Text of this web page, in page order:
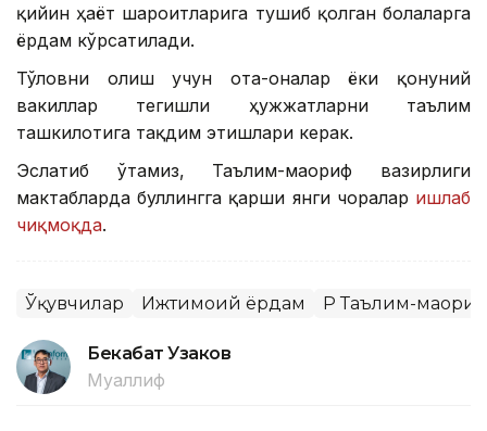
қийин ҳаёт шароитларига тушиб қолган болаларга
ёрдам кўрсатилади.
Тўловни олиш учун ота-оналар ёки қонуний
вакиллар тегишли ҳужжатларни таълим
ташкилотига тақдим этишлари керак.
Эслатиб ўтамиз, Таълим-маориф вазирлиги
мактабларда буллингга қарши янги чоралар ишлаб
чиқмоқда.
Ўқувчилар Ижтимоий ёрдам ҚР Таълим-
Бекабат Узаков
Муаллиф